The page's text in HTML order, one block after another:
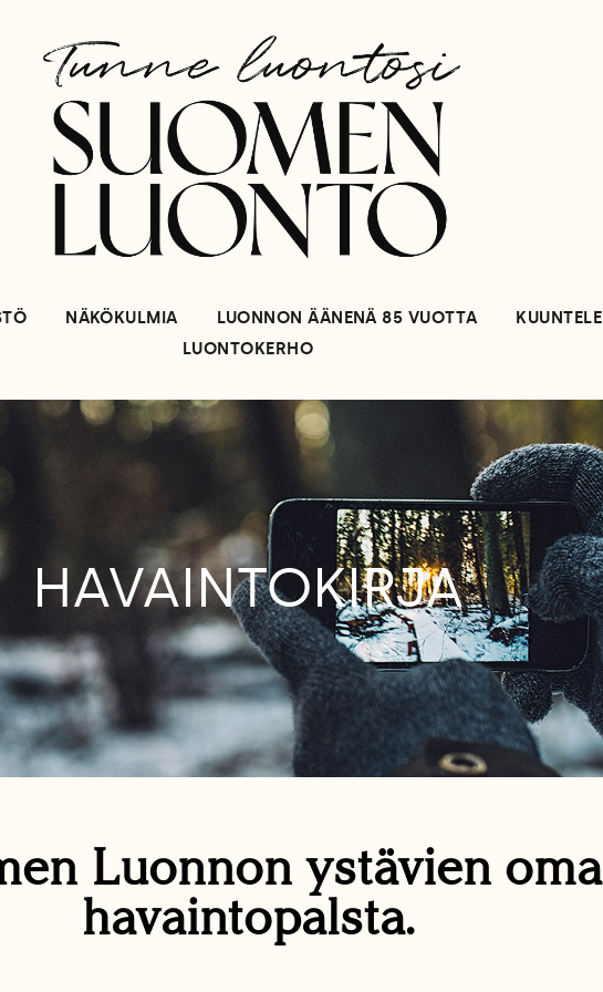
NÄKÖKULMIA LUONNON ÄÄNENÄ 85 VUOTTA KUUNTELE
LUONTOKERHO
HAVAINTOKIRJA
Luonnon ystävien oma
havaintopalsta.